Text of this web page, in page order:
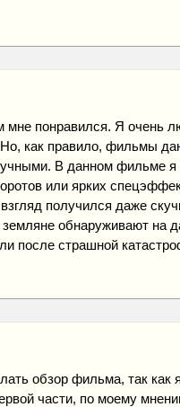
понравился. Я очень
как правило, фильмы
В данном фильме я
или ярких
получился даже
обнаруживают на
после страшной
обзор фильма, так как
части, по моему